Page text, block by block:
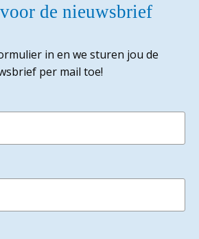
de nieuwsbrief
in en we sturen jou de
per mail toe!